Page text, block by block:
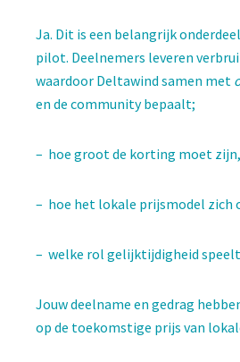
Ja. Dit is een belangrijk
pilot. Deelnemers leveren
waardoor Deltawind samen met
en de community bepaalt;
– hoe groot de korting moet zijn,
– hoe het lokale prijsmodel zich
– welke rol gelijktijdigheid speelt
Jouw deelname en gedrag
op de toekomstige prijs van